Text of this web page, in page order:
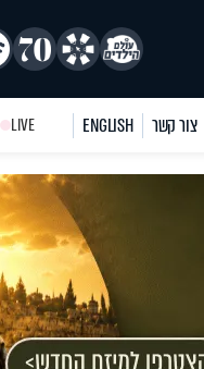
צור קשר ENGLISH
LIVE